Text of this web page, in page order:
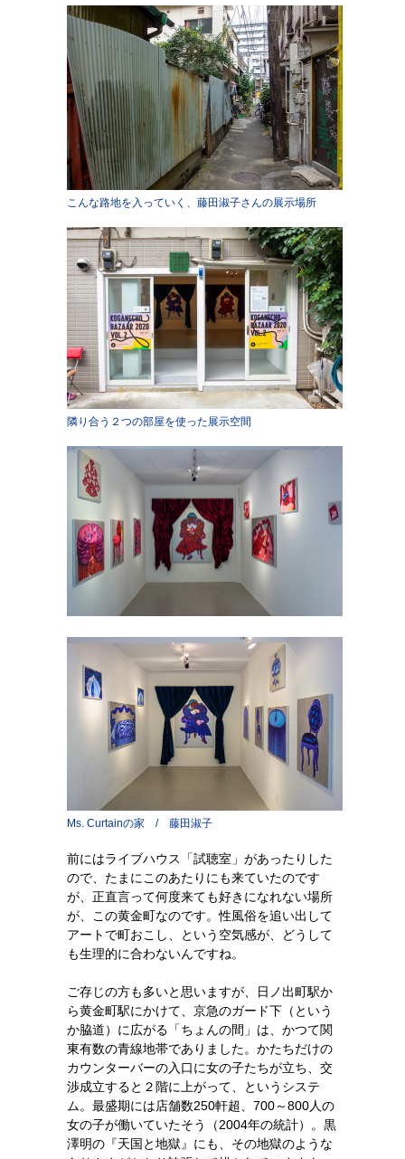
こんな路地を入っていく、藤田淑子さんの展示場所
隣り合う２つの部屋を使った展示空間
Ms. Curtainの家 / 藤田淑子
前にはライブハウス「試聴室」があったりした
ので、たまにこのあたりにも来ていたのです
が、正直言って何度来ても好きになれない場所
が、この黄金町なのです。性風俗を追い出して
アートで町おこし、という空気感が、どうして
も生理的に合わないんですね。
ご存じの方も多いと思いますが、日ノ出町駅か
ら黄金町駅にかけて、京急のガード下（という
か脇道）に広がる「ちょんの間」は、かつて関
東有数の青線地帯でありました。かたちだけの
カウンターバーの入口に女の子たちが立ち、交
渉成立すると２階に上がって、というシステ
ム。最盛期には店舗数250軒超、700～800人の
女の子が働いていたそう（2004年の統計）。黒
澤明の『天国と地獄』にも、その地獄のような